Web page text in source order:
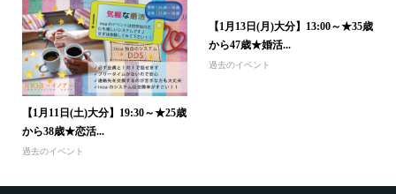
【1月11日(土)大分】19:30～★25歳
から38歳★恋活...
過去のイベント
【1月13日(月)大分】13:00～★35歳
から47歳★婚活...
過去のイベント